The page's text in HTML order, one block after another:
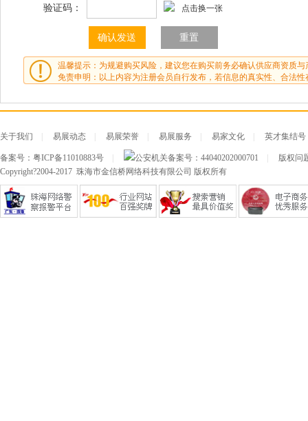
验证码： 点击换一张
温馨提示：为规避购买风险，建议您在购买前务必确认供应商资质与
免责申明：以上内容为注册会员自行发布，若信息的真实性、合法性
关于我们 易展动态 易展荣誉 易展服务 易家文化 英才集结号
备案号： 粤ICP备11010883号 公安机关备案号： 44040202000701
版权问
Copyright?2004-2017 珠海市金信桥网络科技有限公司 版权所有